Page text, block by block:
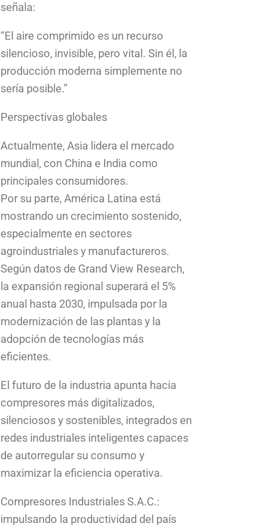
señala:
“El aire comprimido es un recurso
silencioso, invisible, pero vital. Sin él, la
producción moderna simplemente no
sería posible.”
Perspectivas globales
Actualmente, Asia lidera el mercado
mundial, con China e India como
principales consumidores.
Por su parte, América Latina está
mostrando un crecimiento sostenido,
especialmente en sectores
agroindustriales y manufactureros.
Según datos de Grand View Research,
la expansión regional superará el 5%
anual hasta 2030, impulsada por la
modernización de las plantas y la
adopción de tecnologías más
eficientes.
El futuro de la industria apunta hacia
compresores más digitalizados,
silenciosos y sostenibles, integrados en
redes industriales inteligentes capaces
de autorregular su consumo y
maximizar la eficiencia operativa.
Compresores Industriales S.A.C.:
impulsando la productividad del país